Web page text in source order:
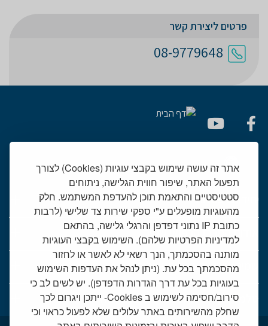
אתר זה עושה שימוש בקבצי עוגיות (Cookies) לצורך
תפעול האתר, שיפור חווית הגלישה, ניתוחים
סטטיסטיים והתאמת תוכן להעדפת המשתמש. חלק
מהעוגיות מופעלים ע"י ספקי שירות צד שלישי (לרבות
כתובת IP נתוני דפדפן והרגלי גלישה, בהתאם
למדיניות הפרטיות שלהם). השימוש בקבצי העוגיות
מותנה בהסכמתך, הנך רשאי לא לאשר או לחזור
מהסכמתך בכל עת. (ניתן לנהל את העדפות השימוש
בעוגיות בכל עת דרך הגדרות הדפדפן). יש לשים לב כי
סירוב/חסימה לשימוש ב Cookies- ייתכן ויגרום לכך
שחלק מהשירותים באתר עלולים שלא לפעול כראוי וכי
פרטים ליצירת קשר
08-9779648
יחידות רפואיות
אודות המרכז הרפואי שמיר
שמיר אישי - פורטל מטופלים
טלמדיסין - שירות וידאו למרפאות חוץ